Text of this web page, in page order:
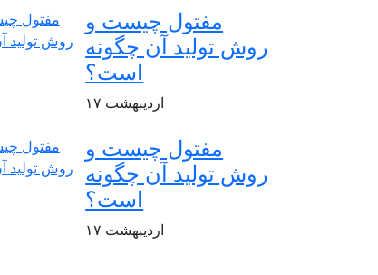
مفتول چیست و
روش تولید آن چگونه
است؟
۱۷ اردیبهشت
مفتول چیست و
روش تولید آن چگونه
است؟
۱۷ اردیبهشت